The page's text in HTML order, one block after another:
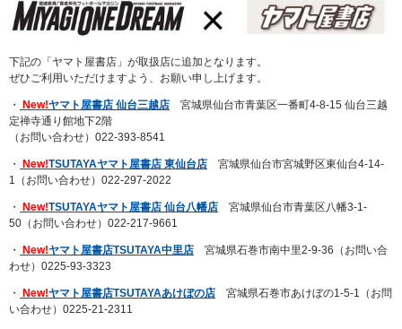
下記の「ヤマト屋書店」が取扱店に追加となります。
ぜひご利用いただけますよう、お願い申し上げます。
・ New!ヤマト屋書店 仙台三越店 宮城県仙台市青葉区一番町4-8-15 仙台三越
定禅寺通り館地下2階
（お問い合わせ）022-393-8541
・ New!TSUTAYAヤマト屋書店 東仙台店 宮城県仙台市宮城野区東仙台4-14-
1（お問い合わせ）022-297-2022
・ New!TSUTAYAヤマト屋書店 仙台八幡店 宮城県仙台市青葉区八幡3-1-
50（お問い合わせ）022-217-9661
・ New!ヤマト屋書店TSUTAYA中里店 宮城県石巻市南中里2-9-36（お問い合
わせ）0225-93-3323
・ New!ヤマト屋書店TSUTAYAあけぼの店 宮城県石巻市あけぼの1-5-1（お問
い合わせ）0225-21-2311